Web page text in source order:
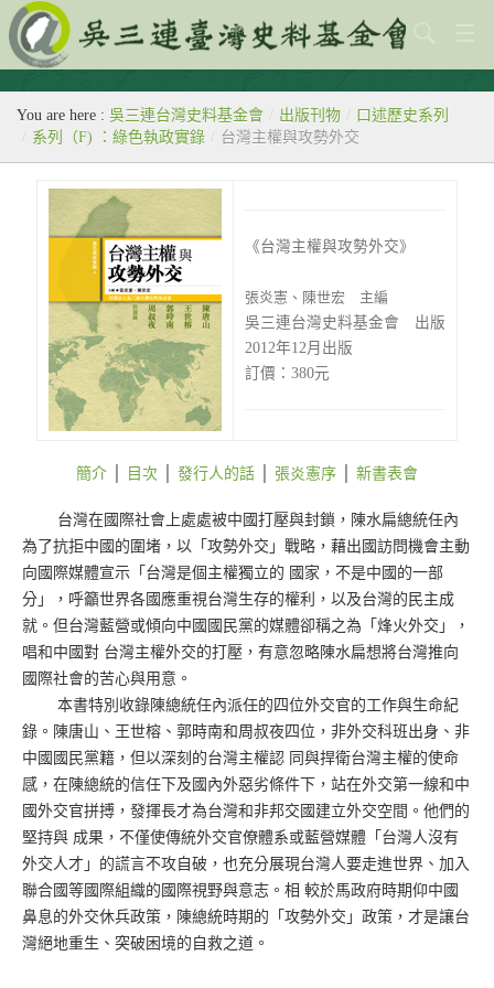
關於本會
歷史教室
出版刊物
館藏查詢
台灣史料中心
You are here : 吳三連台灣史料基金會 / 出版刊物 / 口述歷史系列
/ 系列（F) ：綠色執政實錄 / 台灣主權與攻勢外交
《台灣主權與攻勢外交》
張炎憲、陳世宏 主編
吳三連台灣史料基金會 出版
2012年12月出版
訂價：380元
簡介 目次 發行人的話 張炎憲序 新書表會
台灣在國際社會上處處被中國打壓與封鎖，陳水扁總統任內
為了抗拒中國的圍堵，以「攻勢外交」戰略，藉出國訪問機會主動
向國際媒體宣示「台灣是個主權獨立的 國家，不是中國的一部
分」，呼籲世界各國應重視台灣生存的權利，以及台灣的民主成
就。但台灣藍營或傾向中國國民黨的媒體卻稱之為「烽火外交」，
唱和中國對 台灣主權外交的打壓，有意忽略陳水扁想將台灣推向
國際社會的苦心與用意。
本書特別收錄陳總統任內派任的四位外交官的工作與生命紀
錄。陳唐山、王世榕、郭時南和周叔夜四位，非外交科班出身、非
中國國民黨籍，但以深刻的台灣主權認 同與捍衛台灣主權的使命
感，在陳總統的信任下及國內外惡劣條件下，站在外交第一線和中
國外交官拼搏，發揮長才為台灣和非邦交國建立外交空間。他們的
堅持與 成果，不僅使傳統外交官僚體系或藍營媒體「台灣人沒有
外交人才」的謊言不攻自破，也充分展現台灣人要走進世界、加入
聯合國等國際組織的國際視野與意志。相 較於馬政府時期仰中國
鼻息的外交休兵政策，陳總統時期的「攻勢外交」政策，才是讓台
灣絕地重生、突破困境的自救之道。